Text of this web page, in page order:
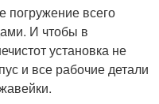
погружение всего
И чтобы в
установка не
и все рабочие детали